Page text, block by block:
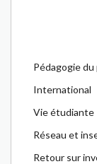
Pédagogie
International
Vie étudiante
Réseau et
Retour sur